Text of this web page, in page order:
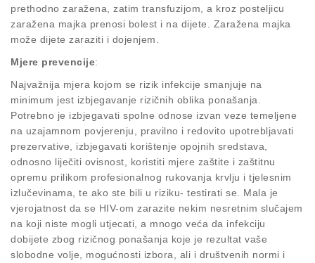
prethodno zaražena, zatim transfuzijom, a kroz posteljicu
zaražena majka prenosi bolest i na dijete. Zaražena majka
može dijete zaraziti i dojenjem.
Mjere prevencije:
Najvažnija mjera kojom se rizik infekcije smanjuje na
minimum jest izbjegavanje rizičnih oblika ponašanja.
Potrebno je izbjegavati spolne odnose izvan veze temeljene
na uzajamnom povjerenju, pravilno i redovito upotrebljavati
prezervative, izbjegavati korištenje opojnih sredstava,
odnosno liječiti ovisnost, koristiti mjere zaštite i zaštitnu
opremu prilikom profesionalnog rukovanja krvlju i tjelesnim
izlučevinama, te ako ste bili u riziku- testirati se. Mala je
vjerojatnost da se HIV-om zarazite nekim nesretnim slučajem
na koji niste mogli utjecati, a mnogo veća da infekciju
dobijete zbog rizičnog ponašanja koje je rezultat vaše
slobodne volje, mogućnosti izbora, ali i društvenih normi i